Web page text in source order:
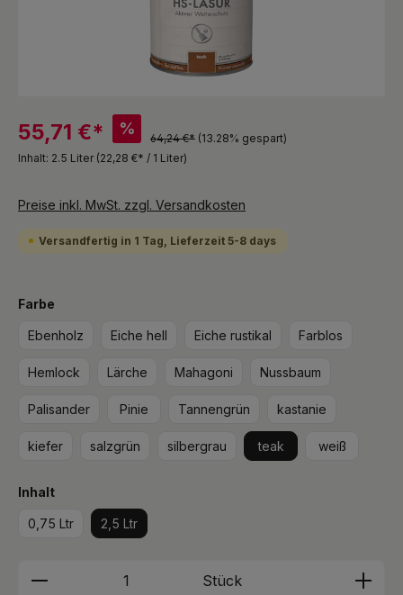
55,71 €* %
64,24 €* (13.28% gespart)
Inhalt: 2.5 Liter (22,28 €* / 1 Liter)
Preise inkl. MwSt. zzgl. Versandkosten
Versandfertig in 1 Tag, Lieferzeit 5-8 days
Farbe
Ebenholz Eiche hell Eiche rustikal Farblos
Hemlock Lärche Mahagoni Nussbaum
Palisander Pinie Tannengrün kastanie
kiefer salzgrün silbergrau teak weiß
Inhaltauswählen
0,75 Ltr 2,5 Ltr
Produkt Anzahl: Gib den
Stück